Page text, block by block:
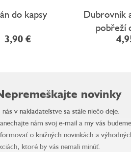
do kapsy
3,90 €
Dubrovník
pobřeží
novinky
nás v nakladateľstve sa stále niečo deje.
nám svoj e-mail a my vás budeme
o knižných novinkách a
ktoré by vás nemali minúť.